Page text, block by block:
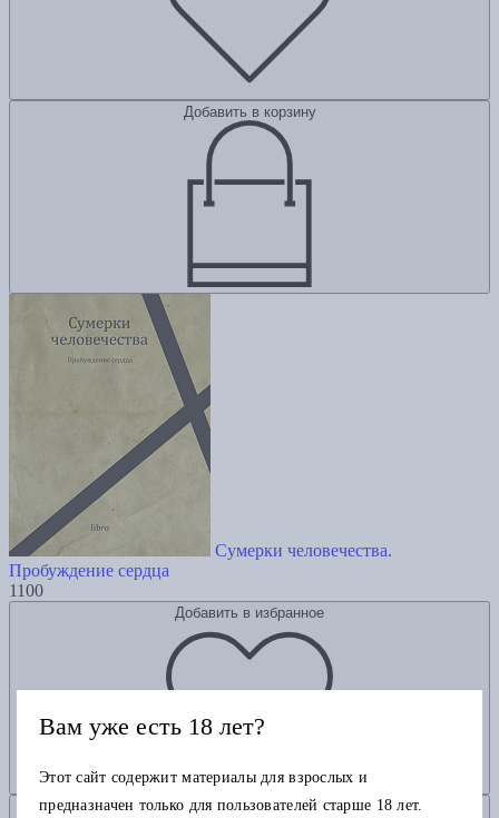
Добавить в корзину
Сумерки человечества.
Пробуждение сердца
1100
Добавить в избранное
Добавить в корзину
Вам уже есть 18 лет?
Этот сайт содержит материалы для взрослых и
предназначен только для пользователей старше 18 лет.